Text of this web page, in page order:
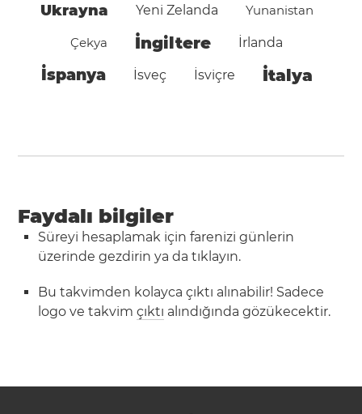
Ukrayna Yeni Zelanda Yunanistan
Çekya İngiltere İrlanda
İspanya İsveç İsviçre İtalya
Faydalı bilgiler
Süreyi hesaplamak için farenizi günlerin
üzerinde gezdirin ya da tıklayın.
Bu takvimden kolayca çıktı alınabilir! Sadece
logo ve takvimçıktı alındığında gözükecektir.